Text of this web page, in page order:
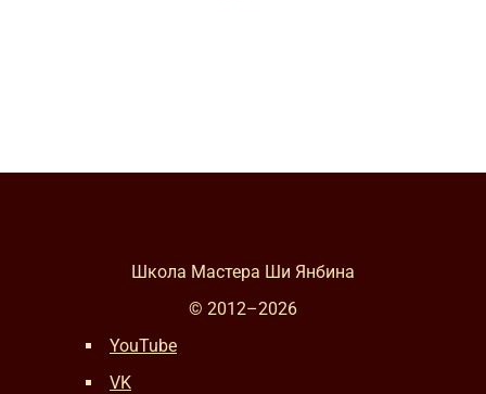
Школа Мастера Ши Янбина
© 2012–2026
YouTube
VK